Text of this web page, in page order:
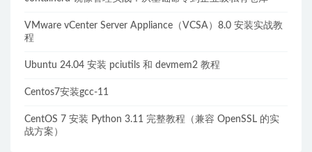
VMware vCenter Server Appliance（VCSA）8.0 安装实战教
程
Ubuntu 24.04 安装 pciutils 和 devmem2 教程
Centos7安装gcc-11
CentOS 7 安装 Python 3.11 完整教程（兼容 OpenSSL 的实
战方案）